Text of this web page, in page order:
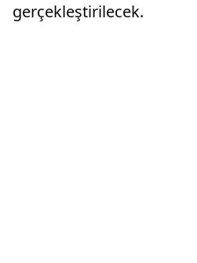
gerçekleştirilecek.